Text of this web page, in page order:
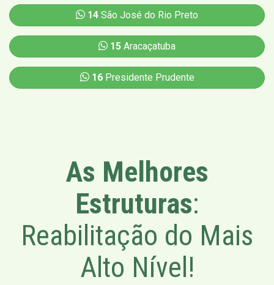
14 São José do Rio Preto
15 Aracaçatuba
16Presidente Prudente
As Melhores
Estruturas:
Reabilitação do Mais
Alto Nível!